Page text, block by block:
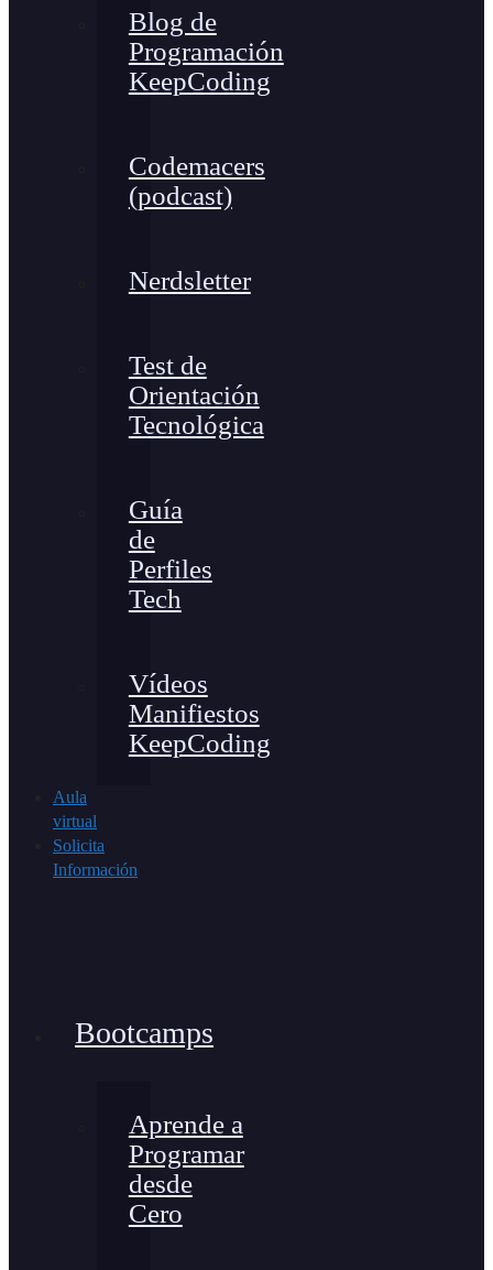
Blog de
Programación
KeepCoding
Codemacers
(podcast)
Nerdsletter
Test de
Orientación
Tecnológica
Guía
de
Perfiles
Tech
Vídeos
Manifiestos
KeepCoding
Aula
virtual
Solicita
Información
Bootcamps
Aprende a
Programar
desde
Cero